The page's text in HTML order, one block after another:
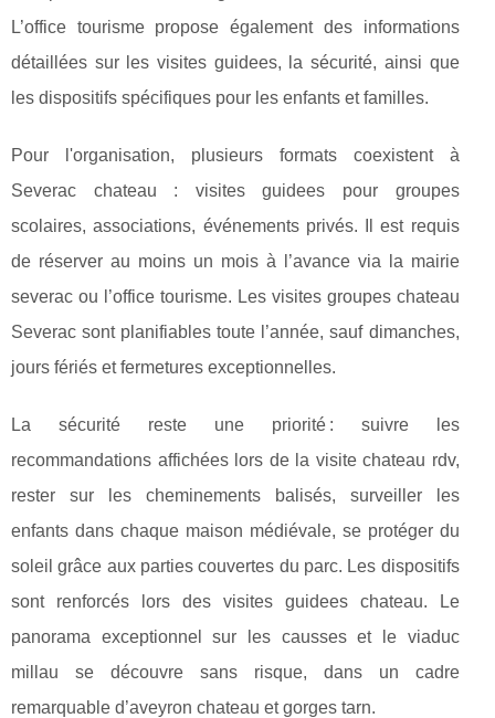
L’office tourisme propose également des informations
détaillées sur les visites guidees, la sécurité, ainsi que
les dispositifs spécifiques pour les enfants et familles.
Pour l'organisation, plusieurs formats coexistent à
Severac chateau : visites guidees pour groupes
scolaires, associations, événements privés. Il est requis
de réserver au moins un mois à l’avance via la mairie
severac ou l’office tourisme. Les visites groupes chateau
Severac sont planifiables toute l’année, sauf dimanches,
jours fériés et fermetures exceptionnelles.
La sécurité reste une priorité : suivre les
recommandations affichées lors de la visite chateau rdv,
rester sur les cheminements balisés, surveiller les
enfants dans chaque maison médiévale, se protéger du
soleil grâce aux parties couvertes du parc. Les dispositifs
sont renforcés lors des visites guidees chateau. Le
panorama exceptionnel sur les causses et le viaduc
millau se découvre sans risque, dans un cadre
remarquable d’aveyron chateau et gorges tarn.